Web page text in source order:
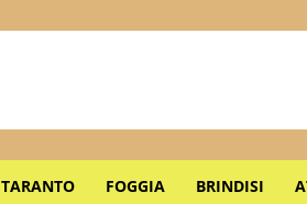
TARANTO FOGGIA BRINDISI